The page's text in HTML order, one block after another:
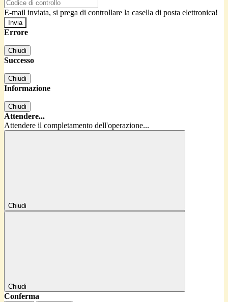
E-mail inviata, si prega di controllare la casella di posta elettronica!
Errore
Chiudi
Successo
Chiudi
Informazione
Chiudi
Attendere...
Attendere il completamento dell'operazione...
Chiudi
Chiudi
Conferma